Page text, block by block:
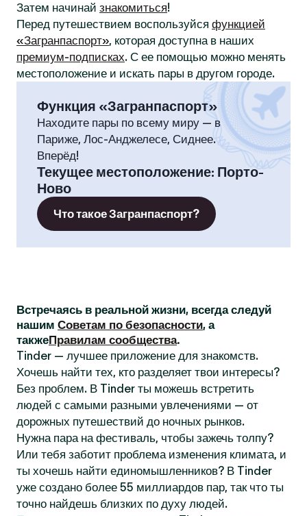
Затем начинай знакомиться!
Перед путешествием воспользуйся функцией
«Загранпаспорт», которая доступна в наших
премиум-подписках. С ее помощью можно менять
местоположение и искать пары в другом городе.
Функция «Загранпаспорт»
Находите пары по всему миру — в
Париже, Лос-Анджелесе, Сиднее.
Вперёд!
Текущее местоположение: Порто-
Ново
Что такое Загранпаспорт?
Встречаясь в реальной жизни, всегда следуй
нашим Советам по безопасности, а
такжеПравилам сообщества.
Tinder — лучшее приложение для знакомств.
Хочешь найти тех, кто разделяет твои интересы?
Без проблем. В Tinder ты можешь встретить
людей с самыми разными увлечениями — от
дорожных путешествий до ночных рынков.
Нужна пара на фестиваль, чтобы зажечь толпу?
Или тебя заботит проблема изменения климата, и
ты хочешь найти единомышленников? В Tinder
уже создано более 55 миллиардов пар, так что ты
точно найдешь близких по духу людей.